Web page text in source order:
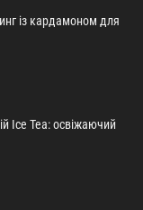
із кардамоном для
Ice Tea: освіжаючий